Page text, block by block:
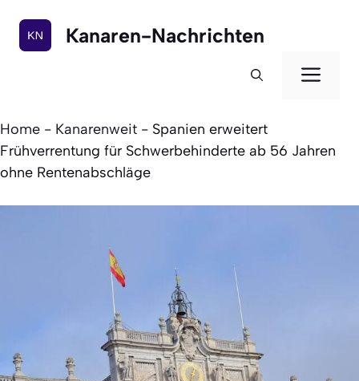
Inhalt
springen
Kanaren-Nachrichten
Home - Kanarenweit - Spanien erweitert
Frühverrentung für Schwerbehinderte ab 56 Jahren
ohne Rentenabschläge